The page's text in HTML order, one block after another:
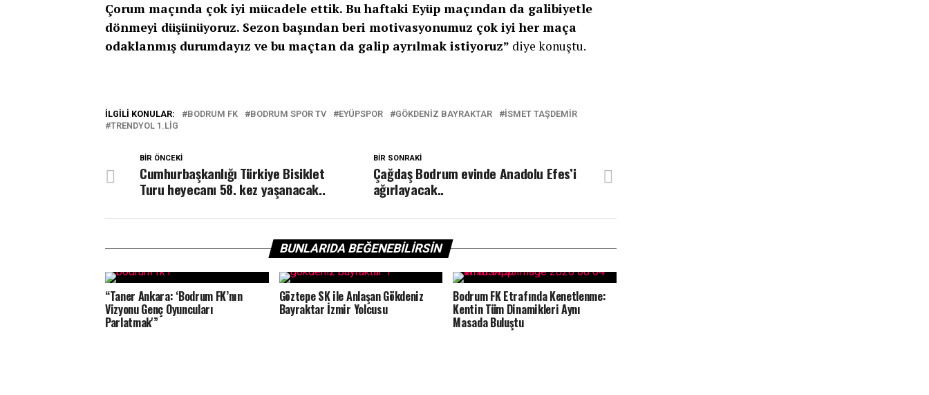
Çorum maçında çok iyi mücadele ettik. Bu haftaki Eyüp maçından da galibiyetle
dönmeyi düşünüyoruz. Sezon başından beri motivasyonumuz çok iyi her maça
odaklanmış durumdayız ve bu maçtan da galip ayrılmak istiyoruz” diye konuştu.
İLGILI KONULAR: BODRUM FK BODRUM SPOR TV EYÜPSPOR GÖKDENIZ BAYRAKTAR
ISMET TAŞDEMIR
TRENDYOL 1.LIG
BIR SONRAKI
Çağdaş Bodrum evinde Anadolu Efes’i
ağırlayacak..
BIR ÖNCEKI
Cumhurbaşkanlığı Türkiye Bisiklet
Turu heyecanı 58. kez yaşanacak..
BUNLARIDA BEĞENEBILIRSIN
“Taner Ankara: ‘Bodrum FK’nın
Vizyonu Genç Oyuncuları
Parlatmak'”
Göztepe SK ile Anlaşan Gökdeniz
Bayraktar İzmir Yolcusu
Bodrum FK Etrafında Kenetlenme:
Kentin Tüm Dinamikleri Aynı
Masada Buluştu